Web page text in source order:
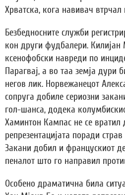
Хрватска, кога навивач втрчал
Безбедносните служби
кон други фудбалери.
ксенофобски навреди по
Парагвај, а во таа земја дури
негов лик. Норвежанецот
сопруга добиле сериозни
гол-шанса, додека
Хаминтон Кампас не се вратил
репрезентацијата поради страв
Закани добил и францускиот
пеналот што го направил
Особено драматична била